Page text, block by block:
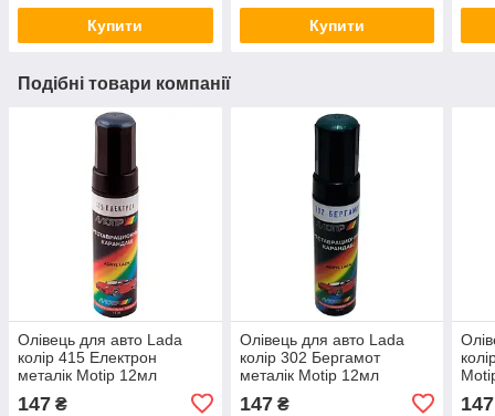
Купити Купити
Подібні товари компанії
Олівець для авто Lada
колір 415 Електрон
металік Motip 12мл
147 ₴
Олівець для авто Lada
колір 302 Бергамот
металік Motip 12мл
147₴ 147